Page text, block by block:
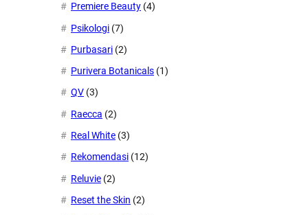
Premiere Beauty (4)
Psikologi (7)
Purbasari (2)
Purivera Botanicals (1)
QV (3)
Raecca (2)
Real White (3)
Rekomendasi (12)
Reluvie (2)
Reset the Skin (2)